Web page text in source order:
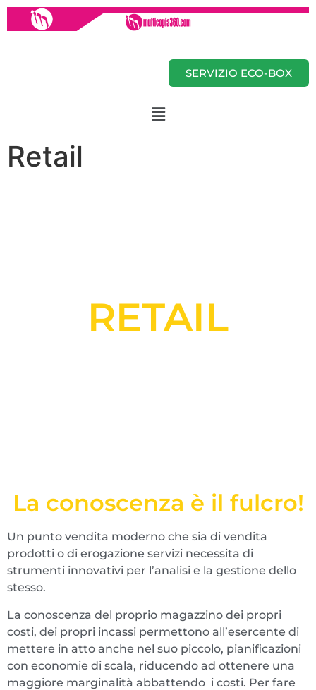
SERVIZIO ECO-BOX
Retail
RETAIL
La conoscenza è il fulcro!
Un punto vendita moderno che sia di vendita
prodotti o di erogazione servizi necessita di
strumenti innovativi per l’analisi e la gestione dello
stesso.
La conoscenza del proprio magazzino dei propri
costi, dei propri incassi permettono all’esercente di
mettere in atto anche nel suo piccolo, pianificazioni
con economie di scala, riducendo ad ottenere una
maggiore marginalità abbattendo i costi. Per fare